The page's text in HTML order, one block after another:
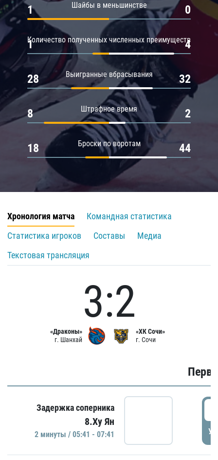
Шайбы в меньшинстве
1 0
Количество полученных численных преимуществ
1 4
Выигранные вбрасывания
28 32
Штрафное время
8 2
Броски по воротам
18 44
Хронология матча
Командная статистика
Статистика игроков
Составы
Медиа
Текстовая трансляция
«Драконы»
г. Шанхай
3:2
«ХК Сочи»
г. Сочи
Задержка соперника
8.Ху Ян
2 минуты / 05:41 - 07:41